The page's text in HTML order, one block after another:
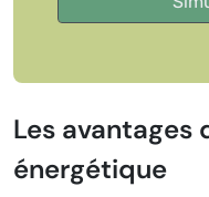
Les avantages
énergétique